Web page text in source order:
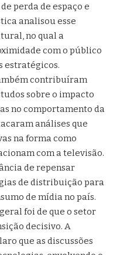
perda de espaço e
analisou esse
no qual a
com o público
estratégicos.
contribuíram
sobre o impacto
no comportamento da
análises que
na forma como
com a televisão.
de repensar
de distribuição para
de mídia no país.
foi de que o setor
decisivo. A
que as discussões